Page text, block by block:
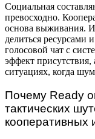
Социальная
превосходно.
основа выживания.
делиться ресурсами
голосовой чат с
эффект присутствия,
ситуациях, когда
Почему Ready
тактических
кооперативных